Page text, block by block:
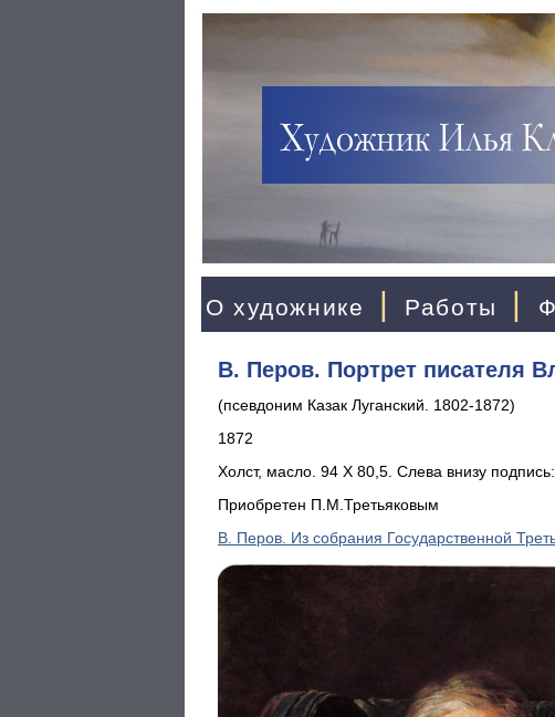
О художнике | Работы |
В. Перов. Портрет писателя
(псевдоним Казак Луганский. 1802-1872)
1872
Холст, масло. 94 X 80,5. Слева внизу
Приобретен П.М.Третьяковым
В. Перов. Из собрания Государственной